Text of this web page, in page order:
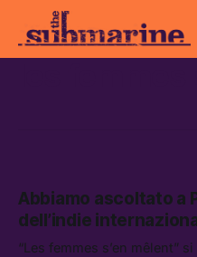
Abbiamo ascoltato a
dell’indie
“Les femmes s’en mêlent”